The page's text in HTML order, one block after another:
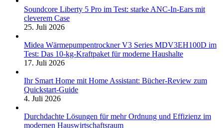
Soundcore Liberty 5 Pro im Test: starke ANC-In-Ears mit
cleverem Case
25. Juli 2026
Midea Wärmepumpentrockner V3 Series MDV3EH100D im
Test: Das 10-kg-Kraftpaket für moderne Haushalte
17. Juli 2026
Ihr Smart Home mit Home Assistant: Bücher-Review zum
Quickstart-Guide
4. Juli 2026
Durchdachte Lösungen für mehr Ordnung und Effizienz im
modernen Hauswirtschaftsraum